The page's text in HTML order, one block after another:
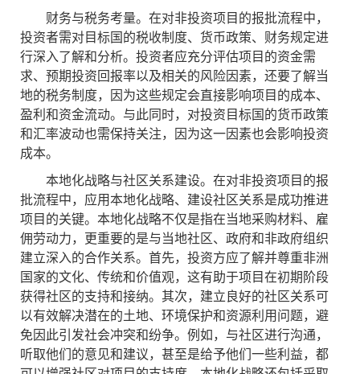
财务与税务考量。在对非投资项目的报批流程中，
投资者需对目标国的税收制度、货币政策、财务规定进
行深入了解和分析。投资者应充分评估项目的资金需
求、预期投资回报率以及相关的风险因素，还要了解当
地的税务制度，因为这些规定会直接影响项目的成本、
盈利和资金流动。与此同时，对投资目标国的货币政策
和汇率波动也需保持关注，因为这一因素也会影响投资
成本。
本地化战略与社区关系建设。在对非投资项目的报
批流程中，应用本地化战略、建设社区关系是成功推进
项目的关键。本地化战略不仅是指在当地采购材料、雇
佣劳动力，更重要的是与当地社区、政府和非政府组织
建立深入的合作关系。首先，投资方应了解并尊重非洲
国家的文化、传统和价值观，这有助于项目在初期阶段
获得社区的支持和接纳。其次，建立良好的社区关系可
以有效解决潜在的土地、环境保护和资源利用问题，避
免因此引发社会冲突和纷争。例如，与社区进行沟通，
听取他们的意见和建议，甚至是给予他们一些利益，都